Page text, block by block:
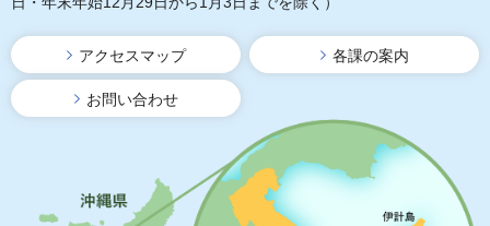
アクセスマップ 各課の案内
お問い合わせ